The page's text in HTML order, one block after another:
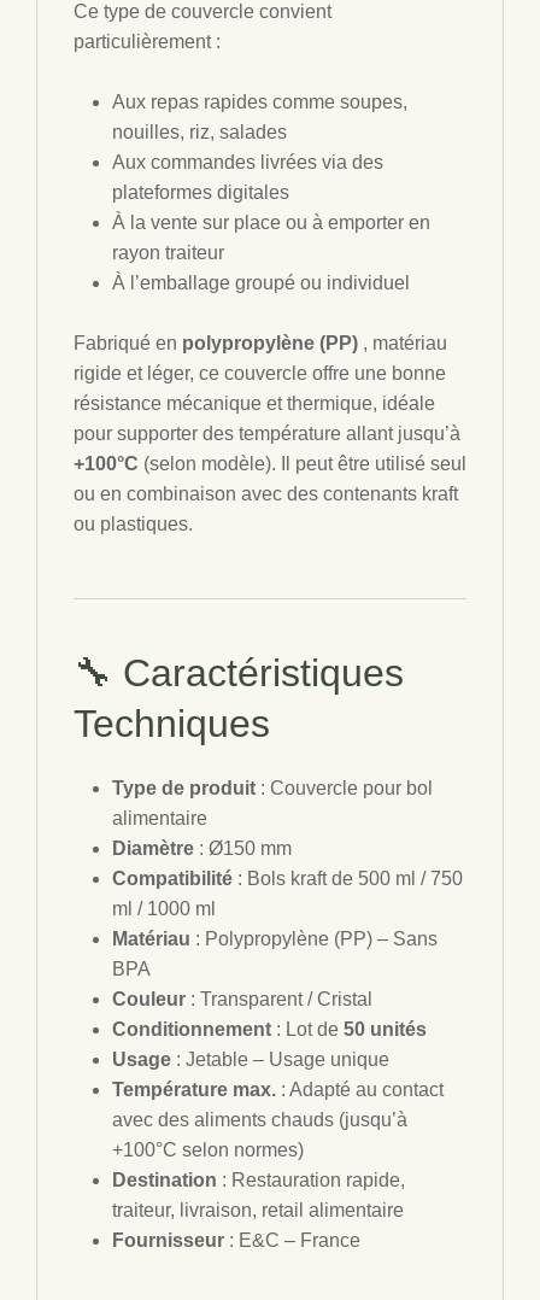
Ce type de couvercle convient
particulièrement :
Aux repas rapides comme soupes,
nouilles, riz, salades
Aux commandes livrées via des
plateformes digitales
À la vente sur place ou à emporter en
rayon traiteur
À l’emballage groupé ou individuel
Fabriqué en polypropylène (PP) , matériau
rigide et léger, ce couvercle offre une bonne
résistance mécanique et thermique, idéale
pour supporter des température allant jusqu’à
+100°C (selon modèle). Il peut être utilisé seul
ou en combinaison avec des contenants kraft
ou plastiques.
🔧 Caractéristiques
Techniques
Type de produit : Couvercle pour bol
alimentaire
Diamètre : Ø150 mm
Compatibilité : Bols kraft de 500 ml / 750
ml / 1000 ml
Matériau : Polypropylène (PP) – Sans
BPA
Couleur : Transparent / Cristal
Conditionnement : Lot de 50 unités
Usage : Jetable – Usage unique
Température max. : Adapté au contact
avec des aliments chauds (jusqu’à
+100°C selon normes)
Destination : Restauration rapide,
traiteur, livraison, retail alimentaire
Fournisseur : E&C – France